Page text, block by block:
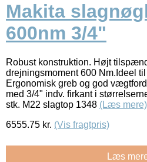
Makita
600nm 3/4"
Robust konstruktion. Højt
drejningsmoment 600 Nm.Ideel
Ergonomisk greb og god
med 3/4" indv. firkant i
stk. M22 slagtop 1348 (Læs mere)
6555.75 kr. (Vis fragtpris)
Læs